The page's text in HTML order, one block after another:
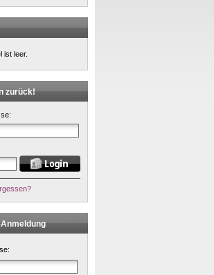
ist leer.
zurück!